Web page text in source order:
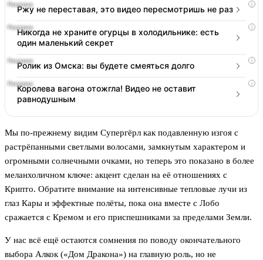
i
Ржу не переставая, это видео пересмотришь не раз
i
Никогда не храните огурцы в холодильнике: есть
один маленький секрет
i
Ролик из Омска: вы будете смеяться долго
i
Королева вагона отожгла! Видео не оставит
равнодушным
Мы по-прежнему видим Супергёрл как подавленную изгоя с
растрёпанными светлыми волосами, замкнутым характером и
огромными солнечными очками, но теперь это показано в более
меланхоличном ключе: акцент сделан на её отношениях с
Крипто. Обратите внимание на интенсивные тепловые лучи из
глаз Кары и эффектные полёты, пока она вместе с Лобо
сражается с Кремом и его приспешниками за пределами Земли.
У нас всё ещё остаются сомнения по поводу окончательного
выбора Алкок («Дом Дракона») на главную роль, но не